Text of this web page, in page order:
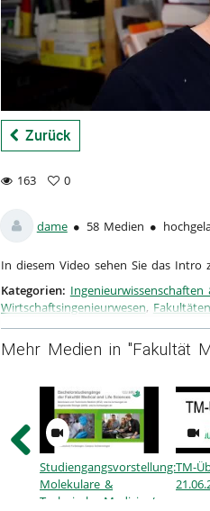
Zurück
163
views
0
favorites
dame 58 Medien
In diesem Video sehen Sie das Intro
Kategorien: Ingenieurwissenschaften
Wirtschaftsingenieurwesen, Fakultäten
Medical and Life Sciences
Mehr Medien in "Fakultät
Studiengangsvorstellung:
Molekulare &
Technische Medizin /
TM-